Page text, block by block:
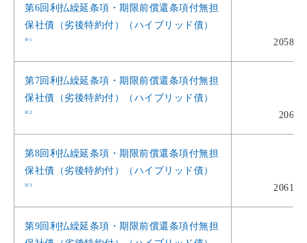
第6回利払繰延条項・期限前償還条項付無担
保社債（劣後特約付）（ハイブリッド債）
※1 2058年
第7回利払繰延条項・期限前償還条項付無担
保社債（劣後特約付）（ハイブリッド債）
※2 2060
第8回利払繰延条項・期限前償還条項付無担
保社債（劣後特約付）（ハイブリッド債）
※3 2061年
第9回利払繰延条項・期限前償還条項付無担